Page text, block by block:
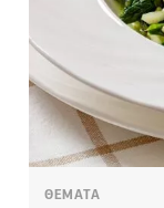
ΘΕΜΑΤΑ